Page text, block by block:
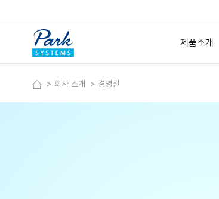
제품소개
회사 소개 경영진